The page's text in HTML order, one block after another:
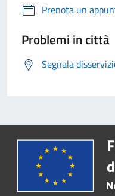
Prenota un
Problemi in città
Segnala